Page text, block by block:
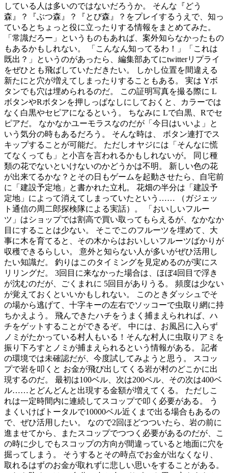
している人は多いのではないだろうか。 そんな『どう
森』？『ぶつ森』？『とび森』？をプレイするうえで、知っ
ているとちょっと役に立ったりする情報をまとめてみた。
「常識だろー」というものもあれば、案外知らなかったもの
もあるかもしれない。 「こんなん知ってるわ！」「これは
既出？」というのがあったら、編集部あてにtwitterリプライ
をぜひとも飛ばしていただきたい。 しかし位置を間違える
新たにと穴が増えてしまったりすることもある。 実は Yボ
タンでも穴は埋められるのだ。 この証明写真を撮る際に L
ボタンやRボタンを押しっぱなしにしておくと、カラーでは
なく白黒やセピアになるという。 ちなみに Lで白黒、Rでセ
ピアだ。 なかなかユーモラスなのだが「今日はいいよ」と
いう気分の時もあるだろう。 そんな時は、 ボタン連打でス
キップすることが可能だ。 ただしオヤジには「そんなに慌
てなくっても」と小言を言われるかもしれないが。 同じ種
類の花でないといけないのかどうかは不明。 新しい色の花
が出来てるかな？とその日もゲームを起動させたら、自宅前
に「建設予定地」と書かれた立札。 花畑の半分は「建設予
定地」によって消えてしまっていたという…… （ガジェッ
ト通信の周二郎探検隊による実話）。 「おいしいフルー
ツ」はショップでは割高で買い取ってもらえるが、なかなか
目にすることは少ない。 そこでこのフルーツを埋めて、大
事に木を育てると、その木からはおいしいフルーツばかりが
収穫できるらしい。 意外と知らない人が多いがぜひ活用し
たい知識だ。 釣りはこのタイミングを見定めるのが実にス
リリングだ。 3回目に来なかった場合は、ほぼ4回目で浮き
が沈むのだが、ごくまれに 5回目がありうる。 頻度は少ない
が覚えておくといいかもしれない。 このときダッシュでそ
の場から逃げて、十字キーの左右でソッコーで虫取り網に持
ちかえよう。 飛んできたハチをうまく捕まえられれば、ハ
チをゲットすることができるぞ。 中には、お風呂に入らず
ノミがたかっている村人もいる！そんな村人に虫取りアミを
振り下ろすとノミが捕まえられるという情報がある。 記者
の環境では未確認だが、今度試してみようと思う。 スコッ
プで岩を叩くと お金が飛び出してくる岩が村のどこかに出
現するのだ。 最初は100ベル、次は200ベル、その次は400ベ
ル……とどんどんと出現する金額が増えてくる。 ただしこ
れは一定時間内に連続してスコップで叩く必要がある。 う
まくいけばトータルで10000ベル近くまで出る場合もあるの
で、ぜひ活用したい。 なので2回ほどつついたら、岩の前に
進ませてから、またスコップでつつく必要があるのだが、こ
の時に少しでもスコップの方向が間違っていると地面に穴を
掘ってしまう。 そうするとその時点でお金が出なくなり、
取れるはずのお金が取れずに悲しい思いをすることがある。